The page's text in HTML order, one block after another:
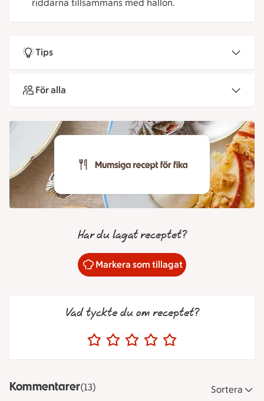
riddarna tillsammans med hallon.
Tips
För alla
Har du lagat receptet?
Markera som tillagat
Vad tyckte du om receptet?
Kommentarer(13) Sortera